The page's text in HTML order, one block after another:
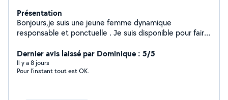
Présentation
Bonjours,je suis une jeune femme dynamique
responsable et ponctuelle . Je suis disponible pour faire
l'expérience dans les deux domaine que se soit en aide
a domicile ou Ash en millieu hospitalier pour le côté
ménage ou en t'en que animatrice périscolaire et
Dernier avis laissé par Dominique : 5/5
Il y a 8 jours
Pour l’instant tout est OK.